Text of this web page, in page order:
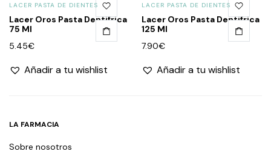
LACER PASTA DE DIENTES
Lacer Oros Pasta Dentifrica
75 Ml
5.45€
Añadir a tu wishlist
LACER PASTA DE DIENTES
Lacer Oros Pasta Dentifrica
125 Ml
7.90€
Añadir a tu wishlist
LA FARMACIA
Sobre nosotros